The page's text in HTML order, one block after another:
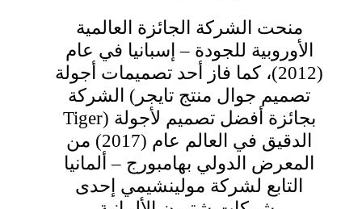
منحت الشركة الجائزة العالمية
الأوروبية للجودة – إسبانيا في عام
(2012)، كما فاز أحد تصميمات أجولة
الشركة (تصميم جوال منتج تايجر
Tiger) بجائزة أفضل تصميم لأجولة
الدقيق في العالم عام (2017) من
المعرض الدولي بهامبورج – ألمانيا
التابع لشركة مولينشيمي إحدى